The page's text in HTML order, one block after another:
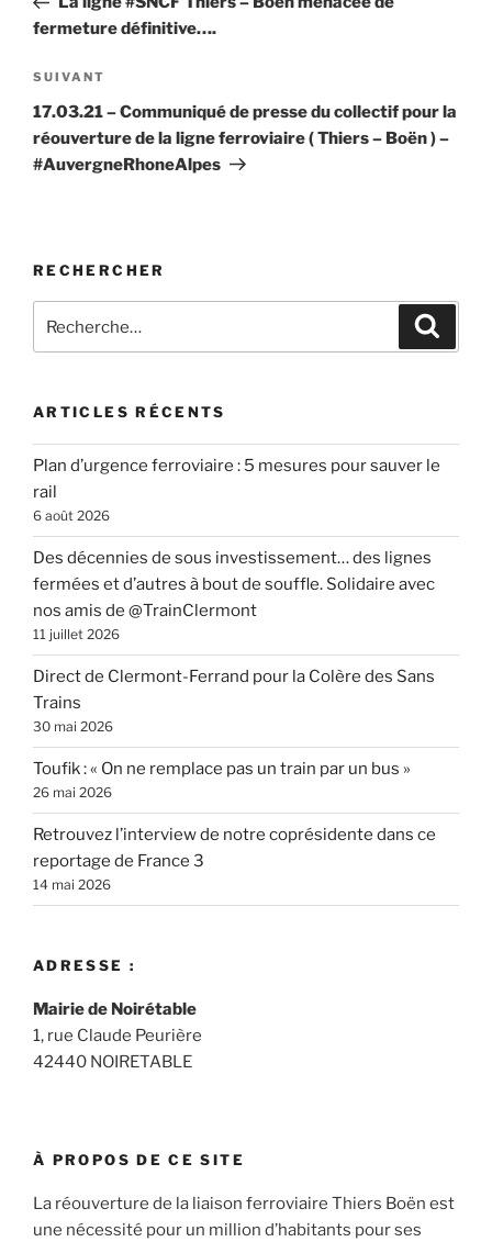
l’article
fermeture définitive….
Article
suivant
SUIVANT
17.03.21 – Communiqué de presse du collectif pour la
réouverture de la ligne ferroviaire ( Thiers – Boën ) –
#AuvergneRhoneAlpes
RECHERCHER
pour
ARTICLES RÉCENTS
Plan d’urgence ferroviaire : 5 mesures pour sauver le
rail
6 août 2026
Des décennies de sous investissement… des lignes
fermées et d’autres à bout de souffle. Solidaire avec
nos amis de @TrainClermont
11 juillet 2026
Direct de Clermont-Ferrand pour la Colère des Sans
Trains
30 mai 2026
Toufik : « On ne remplace pas un train par un bus »
26 mai 2026
Retrouvez l’interview de notre coprésidente dans ce
reportage de France 3
14 mai 2026
ADRESSE :
Mairie de Noirétable
1, rue Claude Peurière
42440 NOIRETABLE
À PROPOS DE CE SITE
La réouverture de la liaison ferroviaire Thiers Boën est
une nécessité pour un million d’habitants pour ses